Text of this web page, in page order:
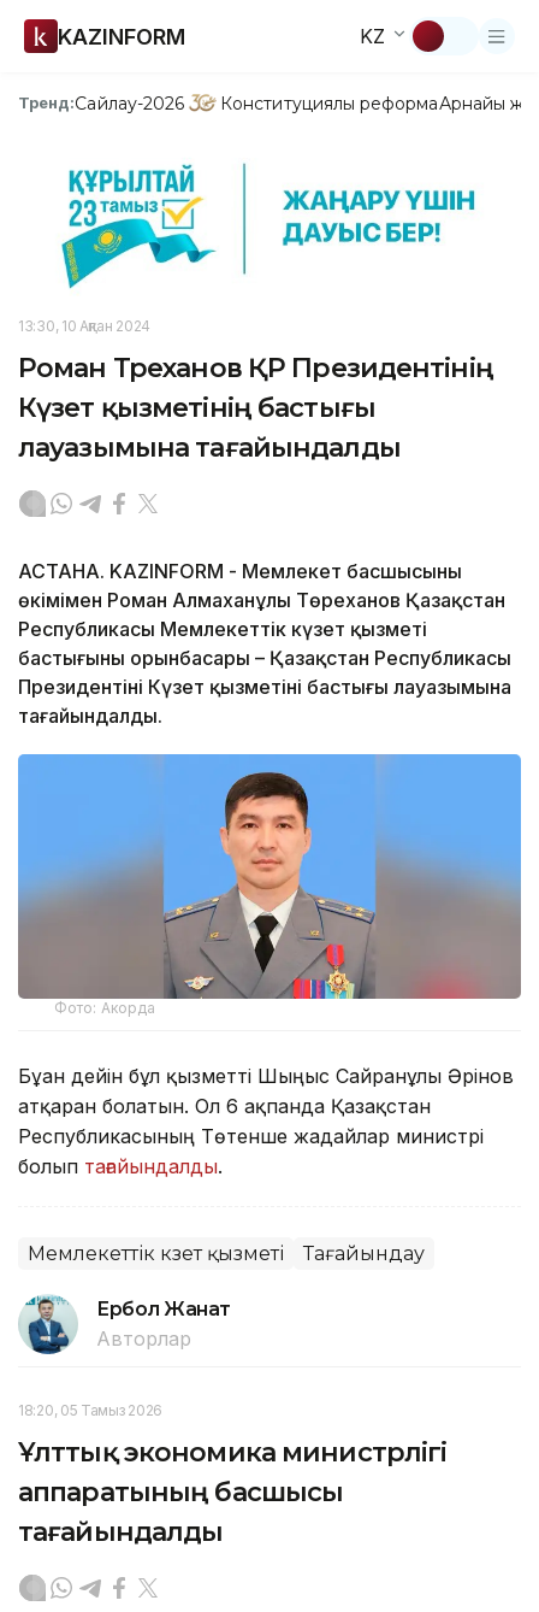
KAZINFORM KZ
Тренд:Сайлау-2026 Конституциялық реформаАрнайы
13:30, 10 Ақпан 2024
Роман Төреханов ҚР Президентінің
Күзет қызметінің бастығы
лауазымына тағайындалды
АСТАНА. KAZINFORM - Мемлекет басшысының
өкімімен Роман Алмаханұлы Төреханов Қазақстан
Республикасы Мемлекеттік күзет қызметі
бастығының орынбасары – Қазақстан Республикасы
Президентінің Күзет қызметінің бастығы лауазымына
тағайындалды.
Фото: Акорда
Бұған дейін бұл қызметті Шыңғыс Сайранұлы Әрінов
атқарған болатын. Ол 6 ақпанда Қазақстан
Республикасының Төтенше жағдайлар министрі
болып тағайындалды.
Мемлекеттік күзет қызметі Тағайындау
Ербол Жанат
Авторлар
18:20, 05 Тамыз 2026
Ұлттық экономика министрлігі
аппаратының басшысы
тағайындалды